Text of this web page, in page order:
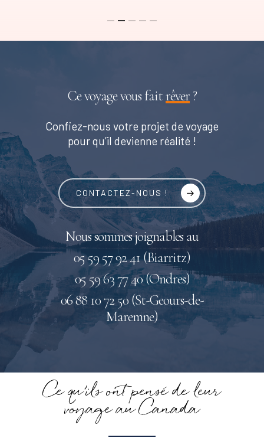
Ce voyage vous faitrêver?
Confiez-nous votre projet de voyage
pour qu’il devienne réalité !
CONTACTEZ-NOUS !
Nous sommes joignables au
05 59 57 92 41 (Biarritz)
05 59 63 77 40 (Ondres)
06 88 10 72 50 (St-Geours-de-
Maremne)
Ce qu’ils ont pensé de leur
voyage au Canada